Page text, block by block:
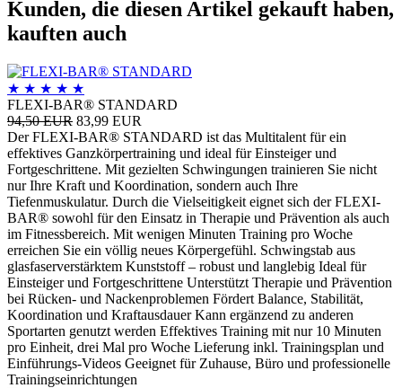
Kunden, die diesen Artikel gekauft haben,
kauften auch
★ ★ ★ ★ ★
FLEXI-BAR® STANDARD
94,50 EUR 83,99 EUR
Der FLEXI-BAR® STANDARD ist das Multitalent für ein
effektives Ganzkörpertraining und ideal für Einsteiger und
Fortgeschrittene. Mit gezielten Schwingungen trainieren Sie nicht
nur Ihre Kraft und Koordination, sondern auch Ihre
Tiefenmuskulatur. Durch die Vielseitigkeit eignet sich der FLEXI-
BAR® sowohl für den Einsatz in Therapie und Prävention als auch
im Fitnessbereich. Mit wenigen Minuten Training pro Woche
erreichen Sie ein völlig neues Körpergefühl. Schwingstab aus
glasfaserverstärktem Kunststoff – robust und langlebig Ideal für
Einsteiger und Fortgeschrittene Unterstützt Therapie und Prävention
bei Rücken- und Nackenproblemen Fördert Balance, Stabilität,
Koordination und Kraftausdauer Kann ergänzend zu anderen
Sportarten genutzt werden Effektives Training mit nur 10 Minuten
pro Einheit, drei Mal pro Woche Lieferung inkl. Trainingsplan und
Einführungs-Videos Geeignet für Zuhause, Büro und professionelle
Trainingseinrichtungen